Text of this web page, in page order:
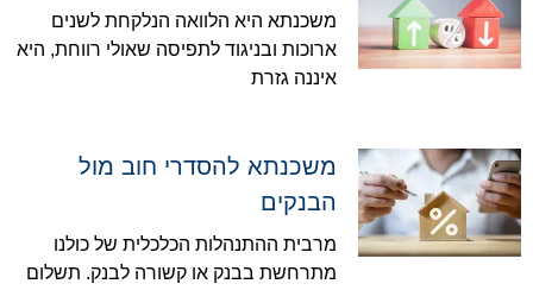
משכנתא היא הלוואה הנלקחת לשנים
ארוכות ובניגוד לתפיסה שאולי רווחת, היא
איננה גזרת
משכנתא להסדרי חוב מול
הבנקים
מרבית ההתנהלות הכלכלית של כולנו
מתרחשת בבנק או קשורה לבנק. תשלום